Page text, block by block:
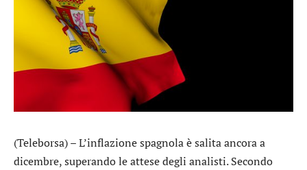
(Teleborsa) – L’inflazione spagnola è salita ancora a
dicembre, superando le attese degli analisti. Secondo